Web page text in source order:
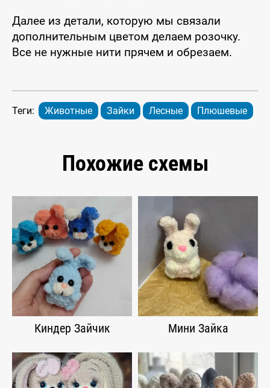
Далее из детали, которую мы связали
дополнительным цветом делаем розочку.
Все не нужные нити прячем и обрезаем.
Теги: Животные Зайки Лесные Плюшевые
Похожие схемы
Киндер Зайчик Мини Зайка